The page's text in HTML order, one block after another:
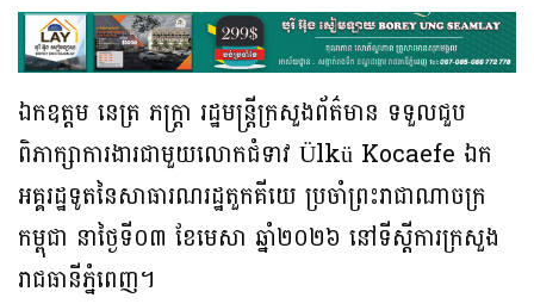
ឯកឧត្ដម នេត្រ ភក្ត្រា រដ្ឋមន្ដ្រីក្រសួងព័ត៌មាន ទទួលជួប
ពិភាក្សាការងារជាមួយលោកជំទាវ Ülkü Kocaefe ឯក
អគ្គរដ្ឋទូតនៃសាធារណរដ្ឋតួកគីយេ ប្រចាំព្រះរាជាណាចក្រ
កម្ពុជា នាថ្ងៃទី០៣ ខែមេសា ឆ្នាំ២០២៦ នៅទីស្តីការក្រសួង
រាជធានីភ្នំពេញ។